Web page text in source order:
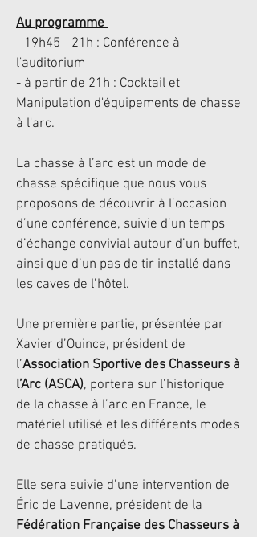
Au programme
- 19h45 - 21h : Conférence à
l'auditorium
- à partir de 21h : Cocktail et
Manipulation d'équipements de chasse
à l'arc.
La chasse à l’arc est un mode de
chasse spécifique que nous vous
proposons de découvrir à l’occasion
d’une conférence, suivie d’un temps
d’échange convivial autour d’un buffet,
ainsi que d’un pas de tir installé dans
les caves de l’hôtel.
Une première partie, présentée par
Xavier d’Ouince, président de
l’Association Sportive des Chasseurs à
l’Arc (ASCA), portera sur l’historique
de la chasse à l’arc en France, le
matériel utilisé et les différents modes
de chasse pratiqués.
Elle sera suivie d’une intervention de
Éric de Lavenne, président de la
Fédération Française des Chasseurs à